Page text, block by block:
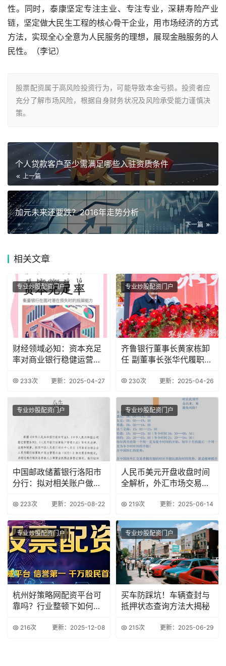
性。同时，泰康坚定专注主业、专注专业，深耕寿险产业
链，坚定做大民生工程的核心骨干企业，用市场经济的方式
方法，实现全心全意为人民服务的理想，展现金融服务的人
民性。（李记）
股票配资属于高风险投资行为，可能导致本金亏损。投资者应
充分了解市场风险，根据自身财务状况及风险承受能力谨慎决
策。
个人贷款客户至少需满足哪些入驻资质条件
上一篇
加元未来还要跌？2016年走势分析
下一篇
相关文章
专业炒股配资门户
财经领域必知：资本充足
率对商业银行稳健运营的
233次 更新：2025-04-27
专业炒股配资门户
齐鲁银行董事长黄家栋卸
任 副董事长张华代履职
230次 更新：2025-04-26
专业炒股配资门户
中国邮政储蓄银行洛阳市
分行：拟对相关账户做撤
223次 更新：2025-08-22
专业炒股配资门户
人民币美元开盘收盘时间
全解析，外汇市场交易时
219次 更新：2025-06-14
专业炒股配资门户
杭州好策略网配资平台可
靠吗？行业整顿下如何安
216次 更新：2025-12-08
专业炒股配资门户
买车防踩坑！车辆查封与
抵押状态查询方法大揭秘
215次 更新：2025-06-29